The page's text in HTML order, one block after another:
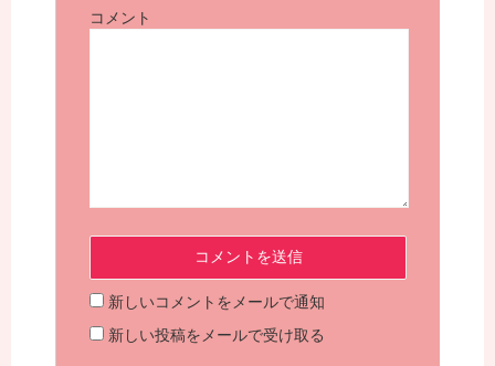
コメント
新しいコメントをメールで通知
新しい投稿をメールで受け取る